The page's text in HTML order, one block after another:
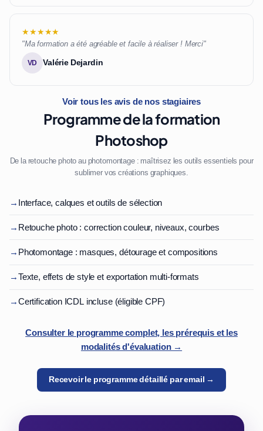
★★★★★
"Ma formation a été agréable et facile à réaliser ! Merci"
VD Valérie Dejardin
Voir tous les avis de nos stagiaires
Programme de la formation
Photoshop
De la retouche photo au photomontage : maîtrisez les outils essentiels pour
sublimer vos créations graphiques.
→ Interface, calques et outils de sélection
→ Retouche photo : correction couleur, niveaux, courbes
→ Photomontage : masques, détourage et compositions
→Texte, effets de style et exportation multi-formats
→Certification ICDL incluse (éligible CPF)
Consulter le programme complet, les prérequis et les
modalités d'évaluation →
Recevoir le programme détaillé par email →